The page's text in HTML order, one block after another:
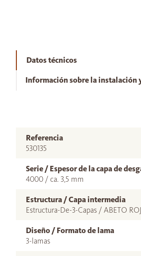
Datos técnicos
Información sobre la instalación
Referencia
530135
Serie / Espesor de la capa de
4000 / ca. 3,5 mm
Estructura / Capa intermedia
Estructura-De-3-Capas / ABETO
Diseño / Formato de lama
3-lamas